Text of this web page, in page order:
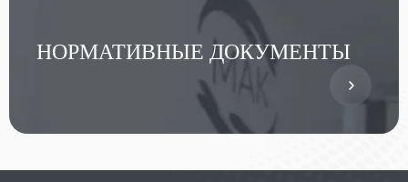
НОРМАТИВНЫЕ ДОКУМЕНТЫ